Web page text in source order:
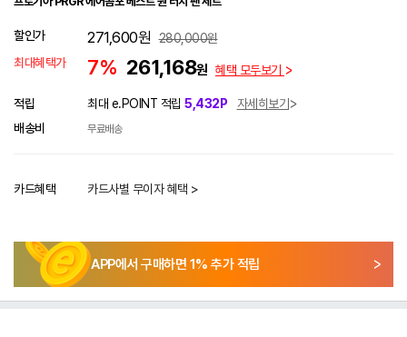
할인가 271,600원 280,000원
최대혜택가
7% 261,168원 혜택 모두보기
적립 최대 e.POINT 적립 5,432P
자세히보기
배송비
무료배송
카드혜택 카드사별 무이자 혜택 >
APP에서 구매하면 1% 추가 적립